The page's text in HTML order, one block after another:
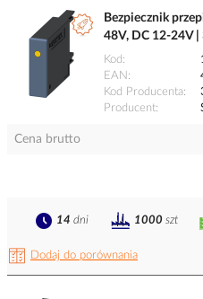
Bezpiecznik
48V, DC 12-24V |
Kod
EAN
Kod Producenta
Producent
Cena brutto
Dodaj do porównania
14 dni 1000 szt